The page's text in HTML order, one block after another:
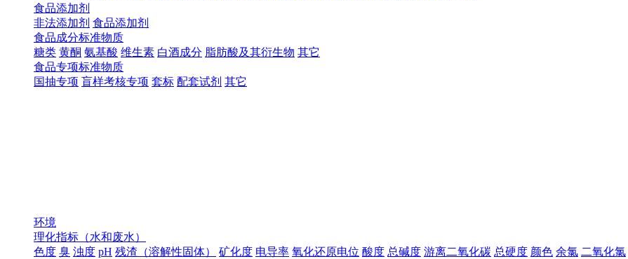
食品添加剂
非法添加剂 食品添加剂
食品成分标准物质
糖类 黄酮 氨基酸 维生素 白酒成分 脂肪酸及其衍生物 其它
食品专项标准物质
国抽专项 盲样考核专项 套标 配套试剂 其它
环境
理化指标（水和废水）
色度 臭 浊度 pH 残渣（溶解性固体） 矿化度 电导率 氧化还原电位 酸度 总碱度 游离二氧化碳 总硬度 颜色 余氯 二氧化氯